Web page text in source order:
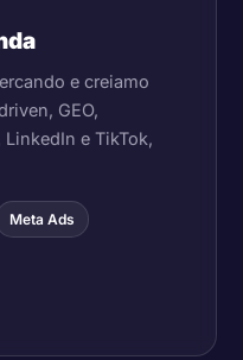
e creiamo
GEO,
e TikTok,
Meta Ads